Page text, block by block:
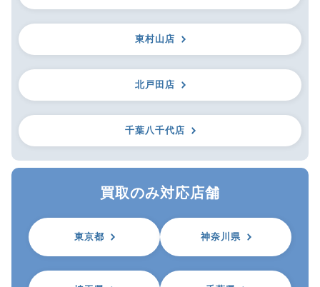
東村山店
北戸田店
千葉八千代店
買取のみ対応店舗
東京都 神奈川県